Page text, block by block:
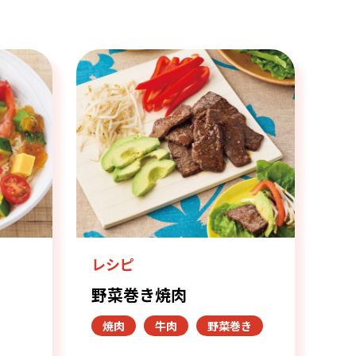
レシピ
野菜巻き焼肉
焼肉 牛肉 野菜巻き